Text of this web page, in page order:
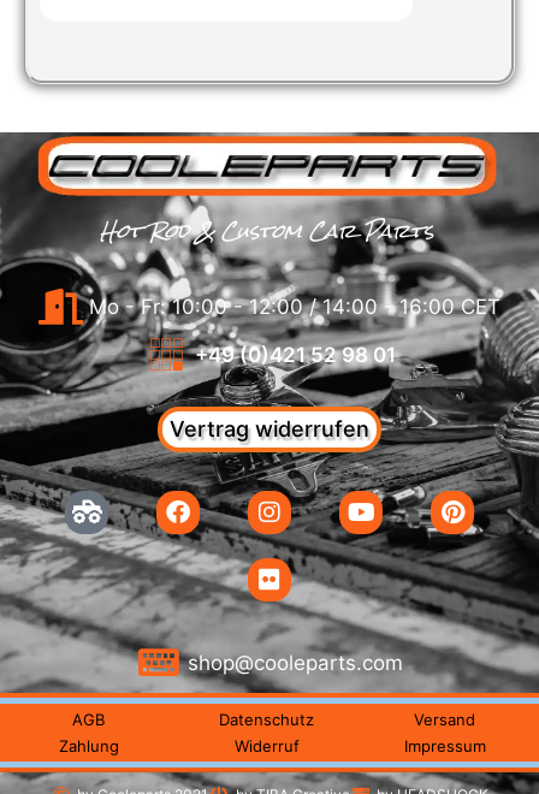
Hot Rod & Custom Car Parts
Mo - Fr: 10:00 - 12:00 / 14:00 - 16:00 CET
+49 (0)421 52 98 01
Vertrag widerrufen
shop@cooleparts.com
AGB Datenschutz
Versand
Zahlung
Widerruf Impressum